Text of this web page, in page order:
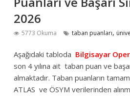
2026
5773 Okuma taban puanları,
Aşağıdaki tabloda Bilgisayar
son 4 yılına ait taban puan ve
almaktadır. Taban puanların
ATLAS ve ÖSYM verilerinden